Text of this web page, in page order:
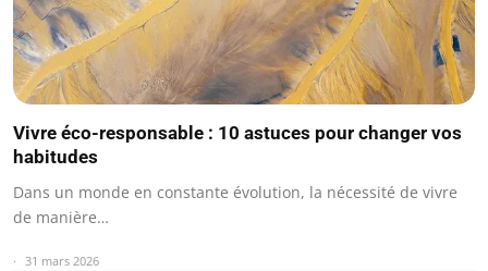
Vivre éco-responsable : 10 astuces pour changer vos
habitudes
Dans un monde en constante évolution, la nécessité de vivre
de manière…
31 mars 2026